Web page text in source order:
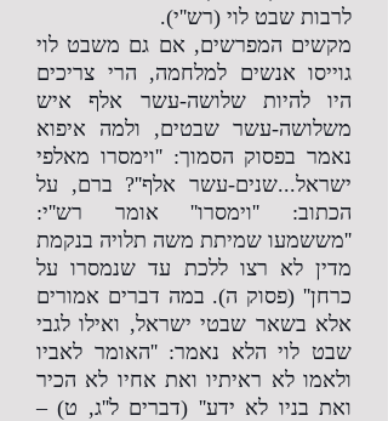
לרבות שבט לוי (רש''י).
מקשים המפרשים, אם גם משבט לוי
גוייסו אנשים למלחמה, הרי צריכים
היו להיות שלושה-עשר אלף איש
משלושה-עשר שבטים, ולמה איפוא
נאמר בפסוק הסמוך: ''וימסרו מאלפי
ישראל...שנים-עשר אלף''? ברם, על
הכתוב: ''וימסרו'' אומר רש''י:
''מששמעו שמיתת משה תלויה בנקמת
מדין לא רצו ללכת עד שנמסרו על
כרחן'' (פסוק ה). במה דברים אמורים
אלא בשאר שבטי ישראל, ואילו לגבי
שבט לוי הלא נאמר: ''האומר לאביו
ולאמו לא ראיתיו ואת אחיו לא הכיר
ואת בניו לא ידע'' (דברים ל''ג, ט) –